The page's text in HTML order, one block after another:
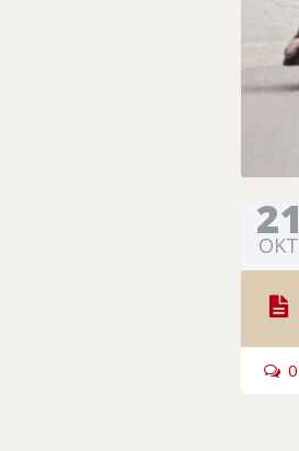
OKT
0